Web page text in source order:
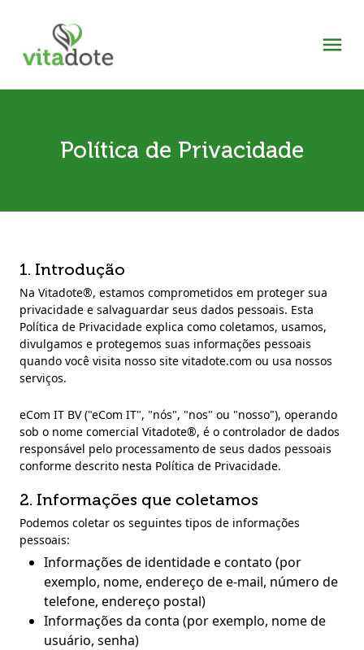
Política de Privacidade
1. Introdução
Na Vitadote®, estamos comprometidos em proteger sua
privacidade e salvaguardar seus dados pessoais. Esta
Política de Privacidade explica como coletamos, usamos,
divulgamos e protegemos suas informações pessoais
quando você visita nosso site vitadote.com ou usa nossos
serviços.
eCom IT BV ("eCom IT", "nós", "nos" ou "nosso"), operando
sob o nome comercial Vitadote®, é o controlador de dados
responsável pelo processamento de seus dados pessoais
conforme descrito nesta Política de Privacidade.
2. Informações que coletamos
Podemos coletar os seguintes tipos de informações
pessoais:
Informações de identidade e contato (por
exemplo, nome, endereço de e-mail, número de
telefone, endereço postal)
Informações da conta (por exemplo, nome de
usuário, senha)